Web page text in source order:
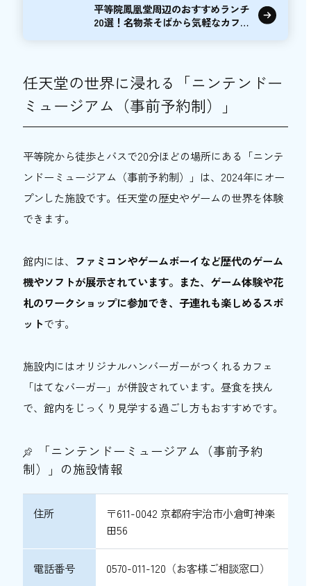
平等院鳳凰堂周辺のおすすめランチ
20選！名物茶そばから気軽なカフェ
任天堂の世界に浸れる「ニンテンドー
ミュージアム（事前予約制）」
平等院から徒歩とバスで20分ほどの場所にある「ニンテ
ンドーミュージアム（事前予約制）」は、2024年にオー
プンした施設です。任天堂の歴史やゲームの世界を体験
できます。
館内には、 ファミコンやゲームボーイなど歴代のゲーム
機やソフトが展示されています。また、ゲーム体験や花
札のワークショップに参加でき、子連れも楽しめるスポ
ットです。
施設内にはオリジナルハンバーガーがつくれるカフェ
「はてなバーガー」が併設されています。昼食を挟ん
で、館内をじっくり見学する過ごし方もおすすめです。
「ニンテンドーミュージアム（事前予約
制）」の施設情報
住所
〒611-0042 京都府宇治市小倉町神楽
田56
電話番号 0570-011-120（お客様ご相談窓口）